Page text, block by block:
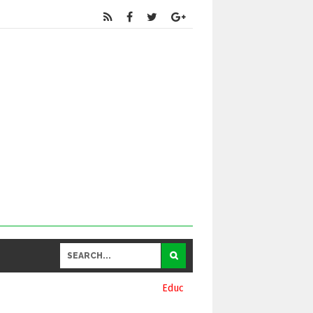
and General Updates కోసం నా వాట్సాప్ నెంబర్